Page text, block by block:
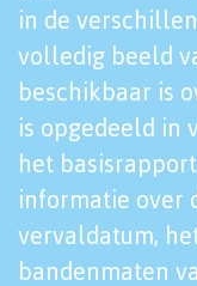
in de
volledig beeld
beschikbaar is
is opgedeeld in
het
informatie over
vervaldatum,
bandenmaten